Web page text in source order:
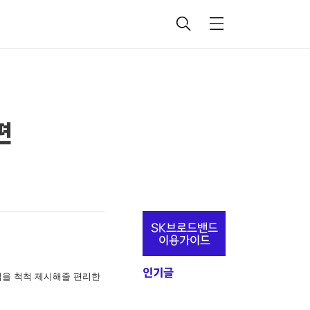
검
메
척척 제시해줄 편리한
추
정
보
SK브로드밴드
이용가이드
인기글